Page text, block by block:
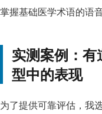
掌握基础医学术语的语
实测案例：
型中的表现
为了提供可靠评估，我